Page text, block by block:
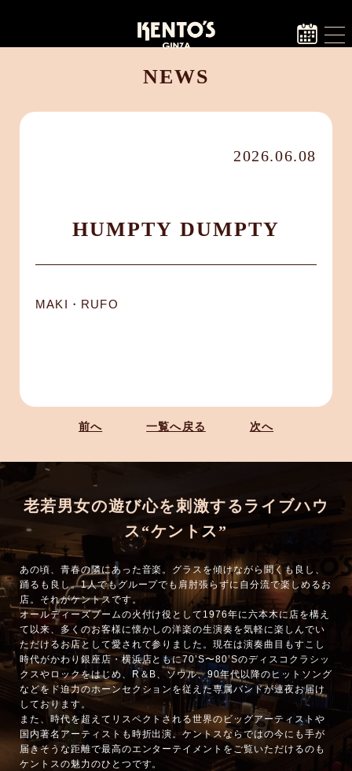
NEWS
2026.06.08
HUMPTY DUMPTY
MAKI・RUFO
前へ 一覧へ戻る 次へ
老若男女の遊び心を刺激するライブハウ
ス“ケントス”
あの頃、青春の隣にあった音楽。グラスを傾けながら聞くも良し、
踊るも良し。1人でもグループでも肩肘張らずに自分流で楽しめるお
店。それがケントスです。
オールディーズブームの火付け役として1976年に六本木に店を構え
て以来、多くのお客様に懐かしの洋楽の生演奏を気軽に楽しんでい
ただけるお店として愛されて参りました。現在は演奏曲目もすこし
時代がかわり銀座店・横浜店ともに70’S〜80’Sのディスコクラシッ
クスやロックをはじめ、R＆B、ソウル、90年代以降のヒットソング
などをド迫力のホーンセクションを従えた専属バンドが連夜お届け
しております。
また、時代を超えてリスペクトされる世界のビッグアーティストや
国内著名アーティストも時折出演。ケントスならではの今にも手が
届きそうな距離で最高のエンターテイメントをご覧いただけるのも
ケントスの魅力のひとつです。